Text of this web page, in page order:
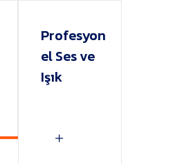
Profesyon
el Ses ve
Işık